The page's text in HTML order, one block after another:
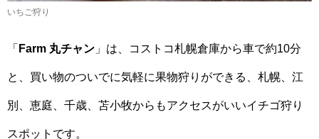
いちご狩り
「 Farm 丸チャン 」は、コストコ札幌倉庫から車で約10分
と、買い物のついでに気軽に果物狩りができる、札幌、江
別、恵庭、千歳、苫小牧からもアクセスがいいイチゴ狩り
スポットです。